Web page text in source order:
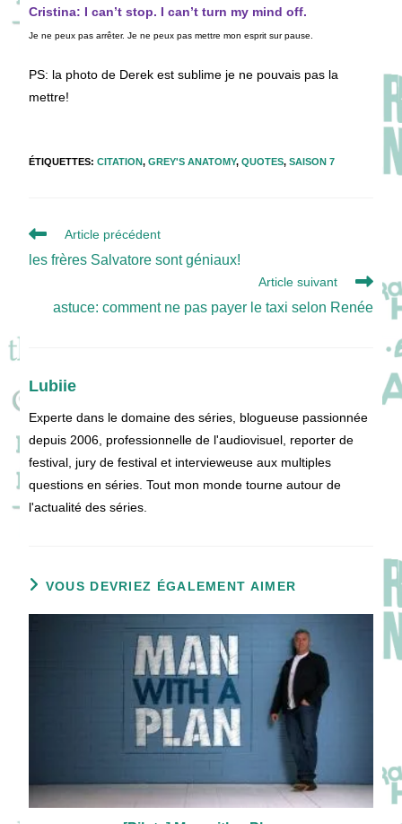
Cristina: I can’t stop. I can’t turn my mind off.
Je ne peux pas arrêter. Je ne peux pas mettre mon esprit sur pause.
PS: la photo de Derek est sublime je ne pouvais pas la
mettre!
ÉTIQUETTES:CITATION, GREY'S ANATOMY, QUOTES, SAISON 7
Read
articles
Article précédent
les frères Salvatore sont géniaux!
Article suivant
astuce: comment ne pas payer le taxi selon Renée
Lubiie
Experte dans le domaine des séries, blogueuse passionnée
depuis 2006, professionnelle de l'audiovisuel, reporter de
festival, jury de festival et intervieweuse aux multiples
questions en séries. Tout mon monde tourne autour de
l'actualité des séries.
VOUS DEVRIEZ ÉGALEMENT AIMER